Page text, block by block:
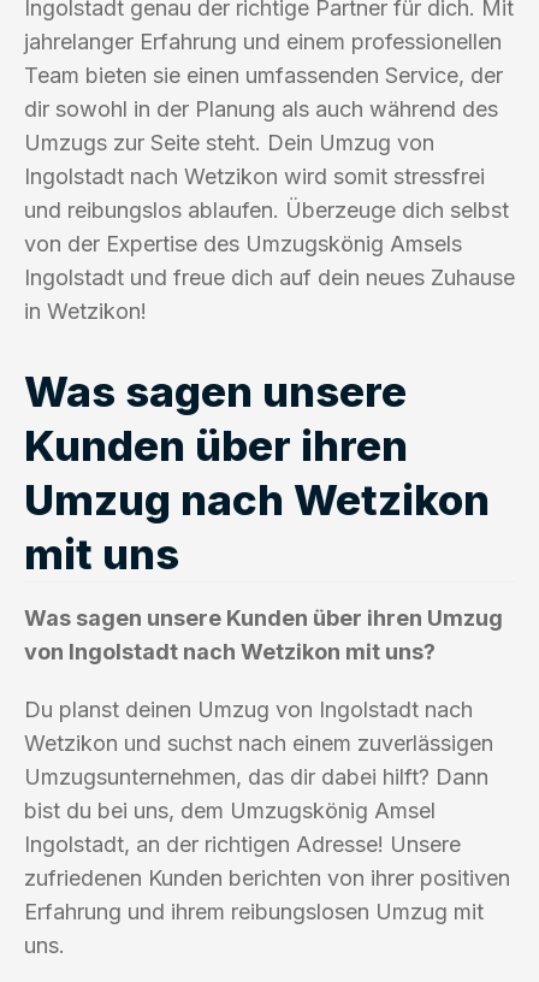
Ingolstadt genau der richtige Partner für dich. Mit
jahrelanger Erfahrung und einem professionellen
Team bieten sie einen umfassenden Service, der
dir sowohl in der Planung als auch während des
Umzugs zur Seite steht. Dein Umzug von
Ingolstadt nach Wetzikon wird somit stressfrei
und reibungslos ablaufen. Überzeuge dich selbst
von der Expertise des Umzugskönig Amsels
Ingolstadt und freue dich auf dein neues Zuhause
in Wetzikon!
Was sagen unsere
Kunden über ihren
Umzug nach Wetzikon
mit uns
Was sagen unsere Kunden über ihren Umzug
von Ingolstadt nach Wetzikon mit uns?
Du planst deinen Umzug von Ingolstadt nach
Wetzikon und suchst nach einem zuverlässigen
Umzugsunternehmen, das dir dabei hilft? Dann
bist du bei uns, dem Umzugskönig Amsel
Ingolstadt, an der richtigen Adresse! Unsere
zufriedenen Kunden berichten von ihrer positiven
Erfahrung und ihrem reibungslosen Umzug mit
uns.